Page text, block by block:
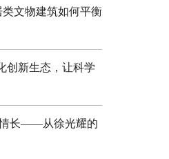
类文物建筑如何平衡
创新生态，让科学
长——从徐光耀的